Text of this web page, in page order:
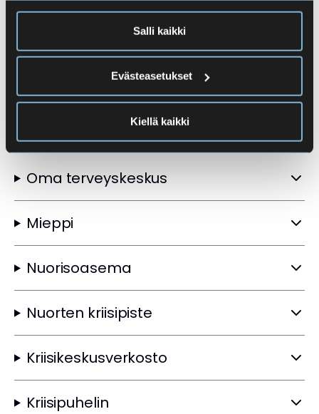
Salli kaikki
Evästeasetukset
Kiellä kaikki
tämän hetken vointiasi voit arvioida
Zekki | Miten sulla menee?
Muut tukipalvelut
Oma terveyskeskus
Mieppi
Nuorisoasema
Nuorten kriisipiste
Kriisikeskusverkosto
Kriisipuhelin